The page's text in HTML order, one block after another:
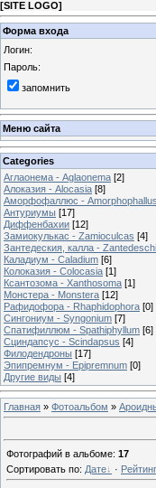
[SITE LOGO]
Форма входа
Логин:
Пароль:
запомнить
Меню сайта
Categories
Аглаонема - Aglaonema [2]
Алоказия - Alocasia [8]
Аморфофаллюс - Amorphophallus
Антуриумы [17]
Диффенбахии [12]
Замиокулькас - Zamioculcas [4]
Зантедеския, калла -
Каладиум - Caladium [6]
Колоказия - Colocasia [1]
Ксантозома - Xanthosoma [1]
Монстера - Monstera [12]
Рафидофора - Rhaphidophora [0]
Сингониум - Syngonium [7]
Спатифиллюм - Spathiphyllum [6]
Сциндапсус - Scindapsus [4]
Филодендроны [17]
Эпипремнум - Epipremnum [0]
Другие виды [4]
Главная » Фотоальбом »
Фотографий в альбоме: 17
Сортировать по: Дате ·